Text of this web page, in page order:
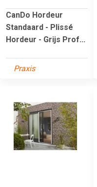
CanDo Hordeur
Standaard - Plissé
Hordeur - Grijs Prof...
Praxis